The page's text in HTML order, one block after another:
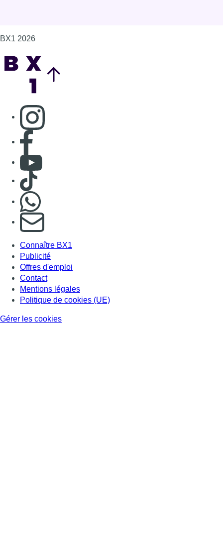
BX1 2026
Consulter page Instagram
Consulter page Facebook
Consulter Youtube
Consulter TikTok
S'abonner à notre newsletter
Connaître BX1
Publicité
Offres d'emploi
Contact
Mentions légales
Politique de cookies (UE)
Gérer les cookies